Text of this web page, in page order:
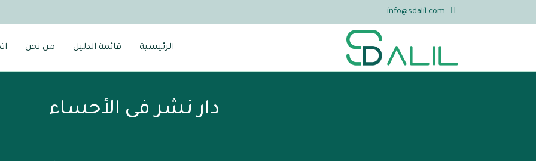
info@sdalil.com
الرئيسية قائمة الدليل من نحن
دار نشر فى الأحساء